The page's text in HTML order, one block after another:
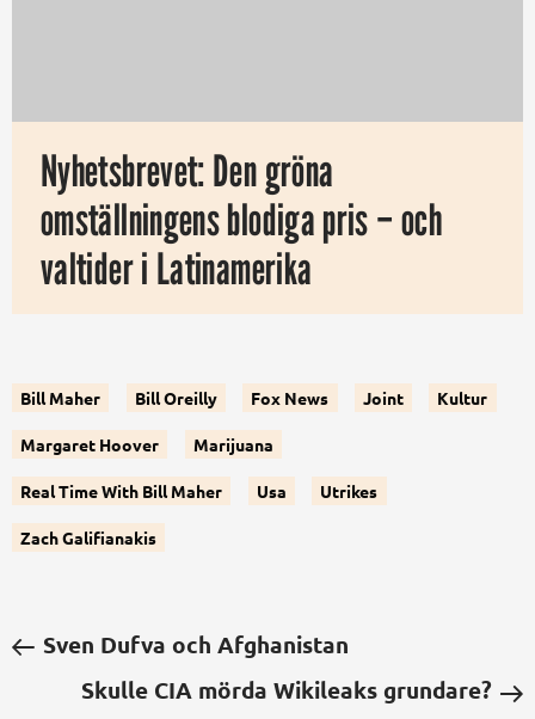
Nyhetsbrevet: Den gröna
omställningens blodiga pris – och
valtider i Latinamerika
Bill Maher Bill Oreilly Fox News Joint Kultur
Margaret Hoover Marijuana
Real Time With Bill Maher Usa Utrikes
Zach Galifianakis
Sven Dufva och Afghanistan
Skulle CIA mörda Wikileaks grundare?